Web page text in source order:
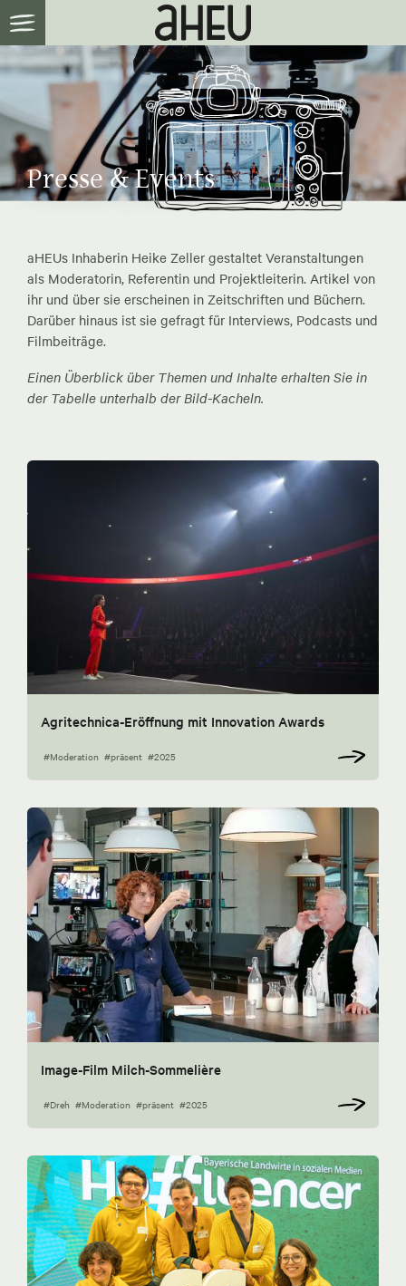
Presse & Events
aHEUs Inhaberin Heike Zeller gestaltet Veranstaltungen
als Moderatorin, Referentin und Projektleiterin. Artikel von
ihr und über sie erscheinen in Zeitschriften und Büchern.
Darüber hinaus ist sie gefragt für Interviews, Podcasts und
Filmbeiträge.
Einen Überblick über Themen und Inhalte erhalten Sie in
der Tabelle unterhalb der Bild-Kacheln.
Agritechnica-Eröffnung mit Innovation Awards
#Moderation #präsent #2025
Image-Film Milch-Sommelière
#Dreh #Moderation #präsent #2025